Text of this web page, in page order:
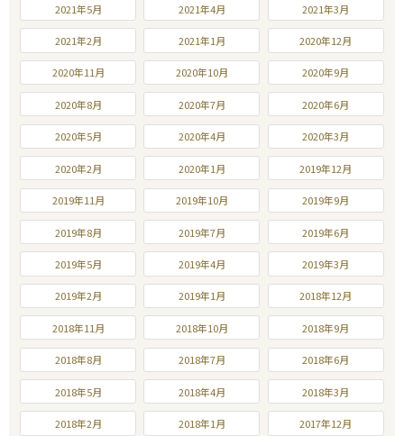
2021年5月 2021年4月 2021年3月
2021年2月 2021年1月 2020年12月
2020年11月 2020年10月 2020年9月
2020年8月 2020年7月 2020年6月
2020年5月 2020年4月 2020年3月
2020年2月 2020年1月 2019年12月
2019年11月 2019年10月 2019年9月
2019年8月 2019年7月 2019年6月
2019年5月 2019年4月 2019年3月
2019年2月 2019年1月 2018年12月
2018年11月 2018年10月 2018年9月
2018年8月 2018年7月 2018年6月
2018年5月 2018年4月 2018年3月
2018年2月 2018年1月 2017年12月